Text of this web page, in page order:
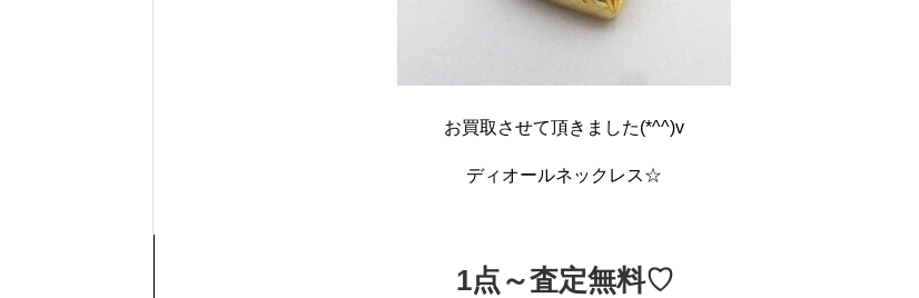
お買取させて頂きました(*^^)v
ディオールネックレス☆
1点～査定無料♡